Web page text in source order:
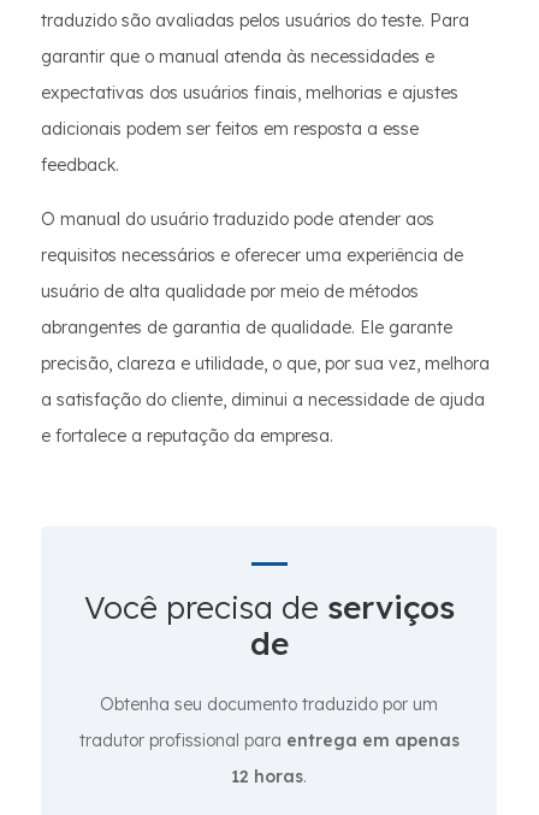
traduzido são avaliadas pelos usuários do teste. Para
garantir que o manual atenda às necessidades e
expectativas dos usuários finais, melhorias e ajustes
adicionais podem ser feitos em resposta a esse
feedback.
O manual do usuário traduzido pode atender aos
requisitos necessários e oferecer uma experiência de
usuário de alta qualidade por meio de métodos
abrangentes de garantia de qualidade. Ele garante
precisão, clareza e utilidade, o que, por sua vez, melhora
a satisfação do cliente, diminui a necessidade de ajuda
e fortalece a reputação da empresa.
Você precisa de serviços
de
Obtenha seu documento traduzido por um
tradutor profissional para entrega em apenas
12 horas.